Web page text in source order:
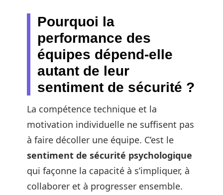
Pourquoi la
performance des
équipes dépend-elle
autant de leur
sentiment de sécurité ?
La compétence technique et la
motivation individuelle ne suffisent pas
à faire décoller une équipe. C’est le
sentiment de sécurité psychologique
qui façonne la capacité à s’impliquer, à
collaborer et à progresser ensemble.